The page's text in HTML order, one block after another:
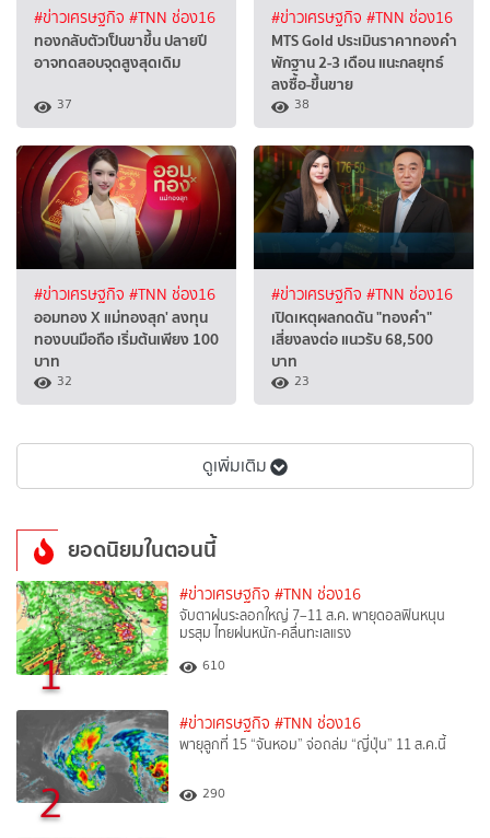
#ข่าวเศรษฐกิจ #TNN ช่อง16
ทองกลับตัวเป็นขาขึ้น ปลายปี
อาจทดสอบจุดสูงสุดเดิม
37
#ข่าวเศรษฐกิจ #TNN ช่อง16
MTS Gold ประเมินราคาทองคำ
พักฐาน 2-3 เดือน แนะกลยุทธ์
ลงซื้อ-ขึ้นขาย
38
#ข่าวเศรษฐกิจ #TNN ช่อง16
ออมทอง X แม่ทองสุก' ลงทุน
ทองบนมือถือ เริ่มต้นเพียง 100
บาท
32
#ข่าวเศรษฐกิจ #TNN ช่อง16
เปิดเหตุผลกดดัน "ทองคำ"
เสี่ยงลงต่อ แนวรับ 68,500
บาท
23
ดูเพิ่มเติม
ยอดนิยมในตอนนี้
1
#ข่าวเศรษฐกิจ #TNN ช่อง16
จับตาฝนระลอกใหญ่ 7–11 ส.ค. พายุดอลฟินหนุน
มรสุม ไทยฝนหนัก-คลื่นทะเลแรง
610
2
#ข่าวเศรษฐกิจ #TNN ช่อง16
พายุลูกที่ 15 “จันหอม” จ่อถล่ม “ญี่ปุ่น” 11 ส.ค.นี้
290